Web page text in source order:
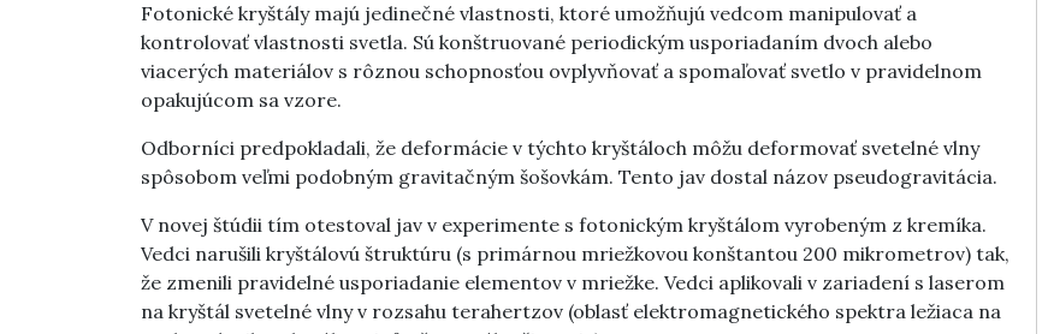
Fotonické kryštály majú jedinečné vlastnosti, ktoré umožňujú vedcom manipulovať a
kontrolovať vlastnosti svetla. Sú konštruované periodickým usporiadaním dvoch alebo
viacerých materiálov s rôznou schopnosťou ovplyvňovať a spomaľovať svetlo v pravidelnom
opakujúcom sa vzore.
Odborníci predpokladali, že deformácie v týchto kryštáloch môžu deformovať svetelné vlny
spôsobom veľmi podobným gravitačným šošovkám. Tento jav dostal názov pseudogravitácia.
V novej štúdii tím otestoval jav v experimente s fotonickým kryštálom vyrobeným z kremíka.
Vedci narušili kryštálovú štruktúru (s primárnou mriežkovou konštantou 200 mikrometrov) tak,
že zmenili pravidelné usporiadanie elementov v mriežke. Vedci aplikovali v zariadení s laserom
na kryštál svetelné vlny v rozsahu terahertzov (oblasť elektromagnetického spektra ležiaca na